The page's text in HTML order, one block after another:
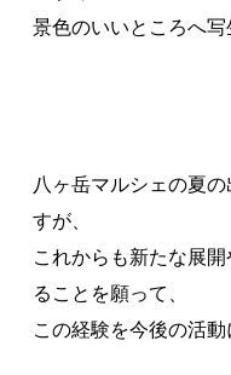
景色のいいところへ
八ヶ岳マルシェの夏
すが、
これからも新たな展
ることを願って、
この経験を今後の活動